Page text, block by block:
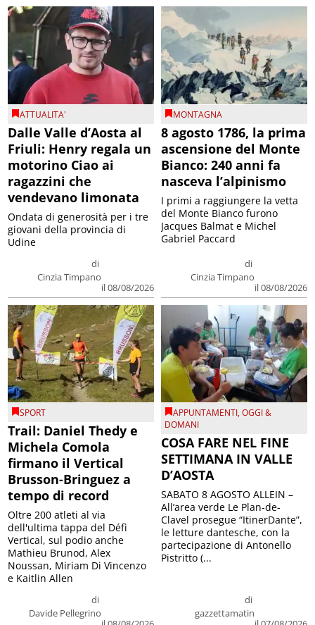
ATTUALITA'
Dalle Valle d’Aosta al
Friuli: Henry regala un
motorino Ciao ai
ragazzini che
vendevano limonata
di
Cinzia Timpano
il 08/08/2026
Ondata di generosità per i tre
giovani della provincia di
Udine
MONTAGNA
8 agosto 1786, la prima
ascensione del Monte
Bianco: 240 anni fa
nasceva l’alpinismo
di
Cinzia Timpano
il 08/08/2026
I primi a raggiungere la vetta
del Monte Bianco furono
Jacques Balmat e Michel
Gabriel Paccard
SPORT
Trail: Daniel Thedy e
Michela Comola
firmano il Vertical
Brusson-Bringuez a
tempo di record
di
Davide Pellegrino
Oltre 200 atleti al via
dell'ultima tappa del Défì
Vertical, sul podio anche
Mathieu Brunod, Alex
Noussan, Miriam Di Vincenzo
e Kaitlin Allen
APPUNTAMENTI,OGGI &
DOMANI
COSA FARE NEL FINE
SETTIMANA IN VALLE
D’AOSTA
di
gazzettamatin
SABATO 8 AGOSTO ALLEIN –
All’area verde Le Plan-de-
Clavel prosegue “ItinerDante”,
le letture dantesche, con la
partecipazione di Antonello
Pistritto (...